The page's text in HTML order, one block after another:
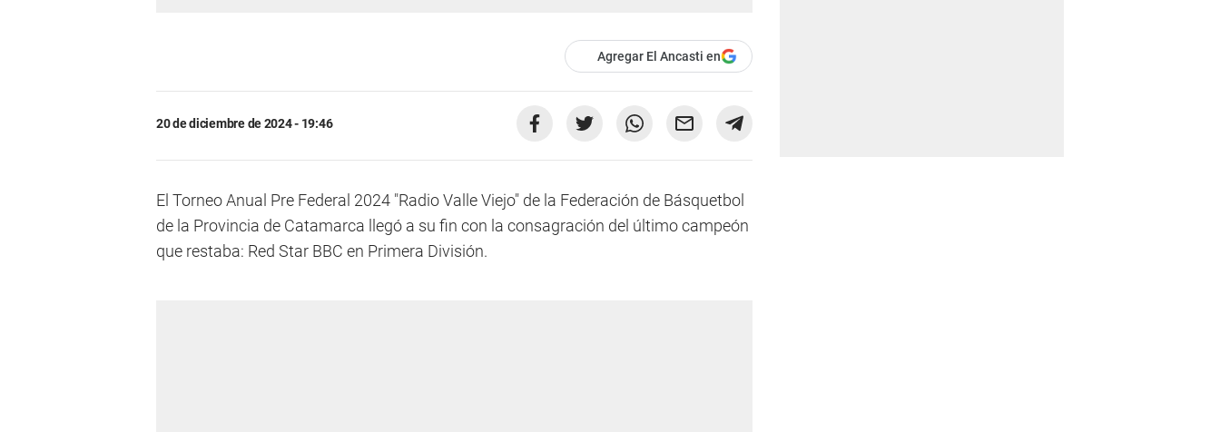
Agregar El Ancasti en
20 de diciembre de 2024 - 19:46
El Torneo Anual Pre Federal 2024 "Radio Valle Viejo" de la Federación de Básquetbol
de la Provincia de Catamarca llegó a su fin con la consagración del último campeón
que restaba: Red Star BBC en Primera División.